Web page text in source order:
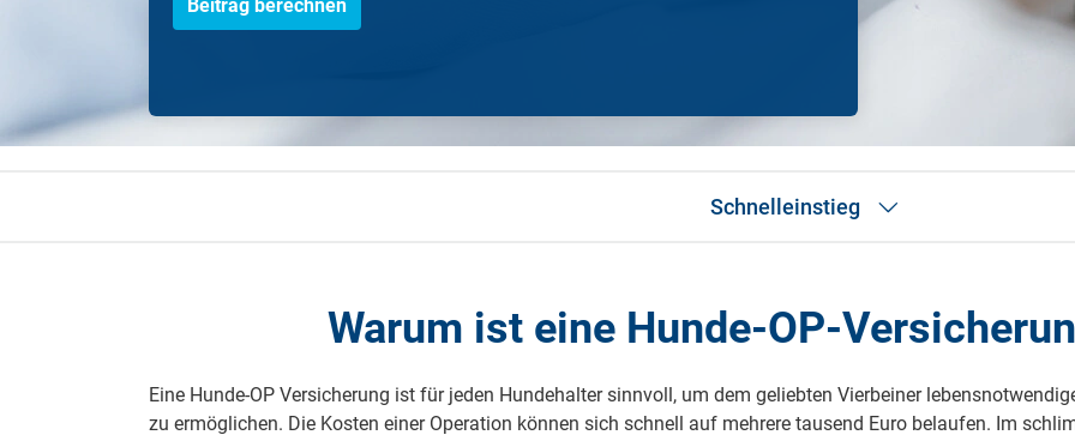
Zahnzusatzversicherung
Zahnzusatzversicherung für Kinder
Zwingerhusten beim Hund
Reiseapotheke
Portugal Urlaub
Beitrag berechnen
Schnelleinstieg
Leistungsbereiche
Ratgeber
Warum ist eine Hunde-OP-
Eine Hunde-OP Versicherung ist für jeden Hundehalter sinnvoll, um dem geliebten Vierbeiner
zu ermöglichen. Die Kosten einer Operation können sich schnell auf mehrere tausend Euro belaufen. Im